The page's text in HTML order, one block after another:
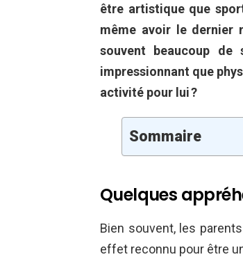
être artistique que
même avoir le dernier
souvent beaucoup de
impressionnant que
activité pour lui ?
Sommaire
Quelques
Bien souvent, les
effet reconnu pour être